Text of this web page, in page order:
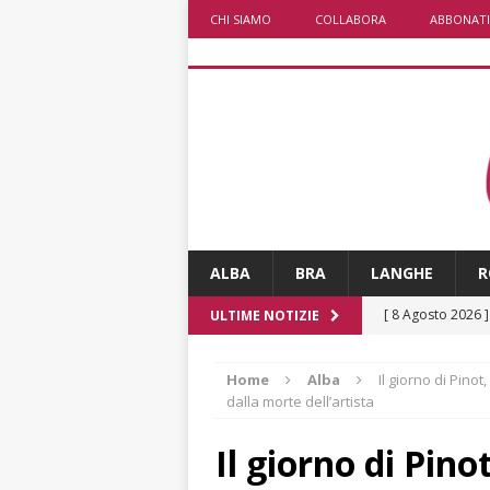
CHI SIAMO COLLABORA ABBONATI
ALBA BRA LANGHE
ULTIME NOTIZIE [ 8 Agosto 2026 ]
[ 8 Agosto 2026
[ 8 Agosto 2026
Home Alba
Il giorno di
dalla morte dell’artista
Il giorno di